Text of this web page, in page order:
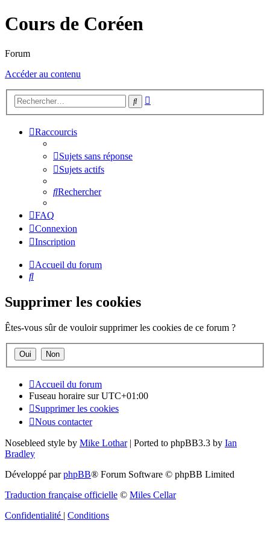
Cours de Coréen
Forum
Accéder au contenu
Rechercher
Raccourcis
Sujets sans réponse
Sujets actifs
Rechercher
FAQ
Connexion
Inscription
Accueil du forum
Rechercher
Supprimer les cookies
Êtes-vous sûr de vouloir supprimer les cookies de ce forum ?
Accueil du forum
Fuseau horaire surUTC+01:00
Supprimer les cookies
Nous contacter
Nosebleed style by Mike Lothar| Ported to phpBB3.3 by Ian
Bradley
Développé parphpBB® Forum Software © phpBB Limited
Traduction française officielle © Miles Cellar
Confidentialité | Conditions